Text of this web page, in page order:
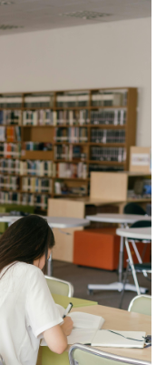
met à mal la
d’un système
voire à…